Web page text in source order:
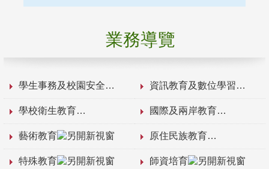
業務導覽
學生事務及校園安全 資訊教育及數位學習
學校衛生教育 國際及兩岸教育
藝術教育 原住民族教育
特殊教育 師資培育